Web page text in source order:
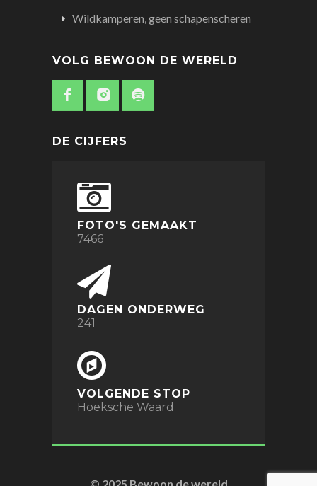
Wildkamperen, geen schapenscheren
VOLG BEWOON DE WERELD
DE CIJFERS
FOTO'S GEMAAKT
7466
DAGEN ONDERWEG
241
VOLGENDE STOP
Hoeksche Waard